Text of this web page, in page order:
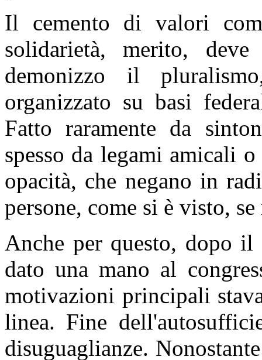
Il cemento di valori
solidarietà, merito,
demonizzo il
organizzato su basi
Fatto raramente da
spesso da legami amicali
opacità, che negano in
persone, come si è visto,
Anche per questo, dopo
dato una mano al
motivazioni principali
linea. Fine
disuguaglianze.